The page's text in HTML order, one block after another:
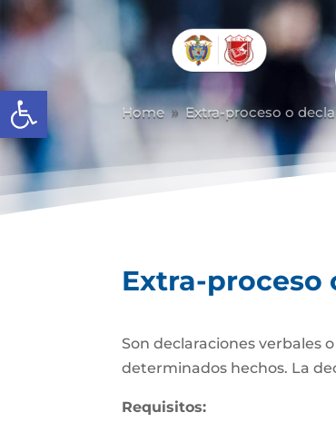
Abrir barra de herramientas
Home 9 Extra-proceso o
Extra-proceso
Son declaraciones verbales
determinados hechos. La
Requisitos: